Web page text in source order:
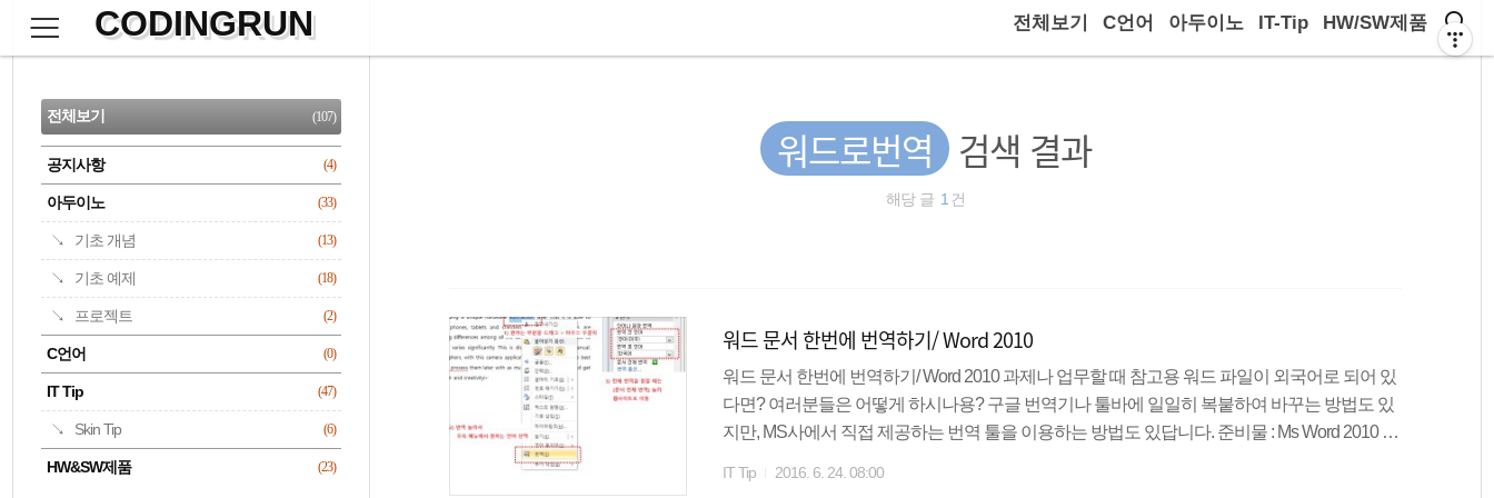
으
CODINGRUN 전체보기 C언어 아두이노 IT-Tip HW/SW제품
워드로번역 검색 결과
해당 글 1 건
워드 문서 한번에 번역하기/ Word 2010
워드 문서 한번에 번역하기/ Word 2010 과제나 업무할 때 참고용 워드 파일이 외국어로 되어 있
다면? 여러분들은 어떻게 하시나용? 구글 번역기나 툴바에 일일히 복붙하여 바꾸는 방법도 있
지만, MS사에서 직접 제공하는 번역 툴을 이용하는 방법도 있답니다. 준비물 : Ms Word 2010 이
번역 문서 전체를 번역하고 싶다면, 번역 영역에서 [문서 전체 번역]누르고 > 확인 > 웹페이지로
IT Tip 2016. 6. 24. 08:00
CATEGORY
전체보기 (107)
공지사항 (4)
아두이노 (33)
기초 개념 (13)
기초 예제 (18)
프로젝트 (2)
C언어 (0)
IT Tip (47)
Skin Tip (6)
HW&SW제품 (23)
검